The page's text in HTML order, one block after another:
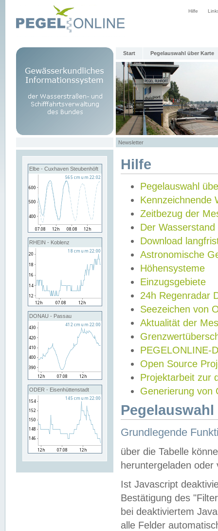
Hilfe
Start Pegelauswahl über Karte
Newsletter
Elbe - Cuxhaven Steubenhöft
RHEIN - Koblenz
DONAU - Passau
ODER - Eisenhüttenstadt
Hilfe
Pegelauswahl
Kennzeichnende
Zeitbezug der
Der Wasserstand
Download
Astronomische
Höhensysteme
Einzugsgebiete
24h Regenradar
Seezeichen von
Aktualität der
PEGELONLINE-
Open Source
Projektarbeit zur
Generierung von
Grundlegende
über die Tabelle
heruntergeladen oder
Ist Javascript
Bestätigung des
bei deaktiviertem
alle Felder